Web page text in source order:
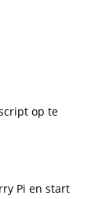
op te
Pi en start